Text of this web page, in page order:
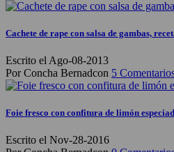
Cachete de rape con salsa de gambas,
Escrito el Ago-08-2013
Por Concha Bernadcon 5
Foie fresco con confitura de limón
Escrito el Nov-28-2016